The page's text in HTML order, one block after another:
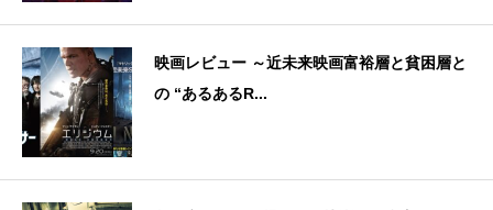
映画レビュー ～近未来映画富裕層と貧困層と
の “あるあるR...